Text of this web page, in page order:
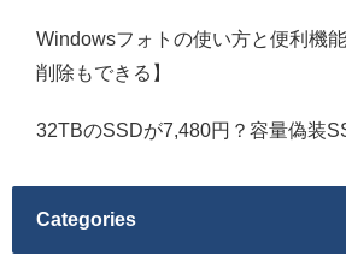
Windowsフォトの使い方と便利機
削除もできる】
32TBのSSDが7,480円？容量偽装
Categories